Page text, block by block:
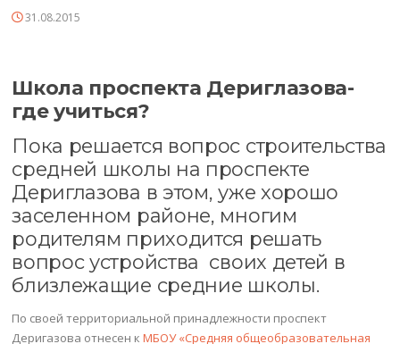
31.08.2015
Школа проспекта Дериглазова-
где учиться?
Пока решается вопрос строительства
средней школы на проспекте
Дериглазова в этом, уже хорошо
заселенном районе, многим
родителям приходится решать
вопрос устройства своих детей в
близлежащие средние школы.
По своей территориальной принадлежности проспект
Деригазова отнесен кМБОУ «Средняя общеобразовательная